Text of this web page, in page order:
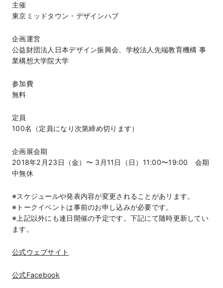
主催
東京ミッドタウン・デザインハブ
企画運営
公益財団法人日本デザイン振興会、学校法人先端教育機構 事
業構想大学院大学
参加費
無料
定員
100名（定員になり次第締め切ります）
企画展会期
2018年2月23日（金）〜 3月11日（日）11:00〜19:00 会期
中無休
※スケジュールや発表内容が変更されることがあリます。
※トークイベントは事前のお申し込みが必要です。
※上記以外にも連日開催の予定です。下記にて随時更新してい
ます。
公式ウェブサイト
公式Facebook